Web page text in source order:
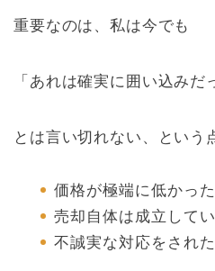
重要なのは、私は今でも
「あれは確実に囲い込みだ
とは言い切れない、という
価格が極端に低かっ
売却自体は成立して
不誠実な対応をされ